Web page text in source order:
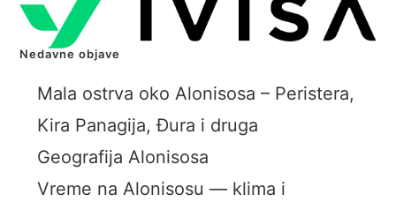
Nedavne objave
Mala ostrva oko Alonisosa – Peristera,
Kira Panagija, Đura i druga
Geografija Alonisosa
Vreme na Alonisosu — klima i